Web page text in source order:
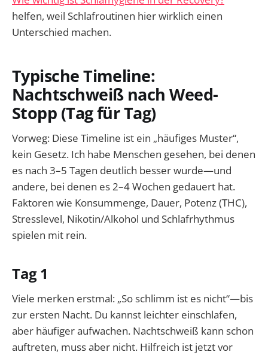
helfen, weil Schlafroutinen hier wirklich einen
Unterschied machen.
Typische Timeline:
Nachtschweiß nach Weed-
Stopp (Tag für Tag)
Vorweg: Diese Timeline ist ein „häufiges Muster“,
kein Gesetz. Ich habe Menschen gesehen, bei denen
es nach 3–5 Tagen deutlich besser wurde—und
andere, bei denen es 2–4 Wochen gedauert hat.
Faktoren wie Konsummenge, Dauer, Potenz (THC),
Stresslevel, Nikotin/Alkohol und Schlafrhythmus
spielen mit rein.
Tag 1
Viele merken erstmal: „So schlimm ist es nicht“—bis
zur ersten Nacht. Du kannst leichter einschlafen,
aber häufiger aufwachen. Nachtschweiß kann schon
auftreten, muss aber nicht. Hilfreich ist jetzt vor